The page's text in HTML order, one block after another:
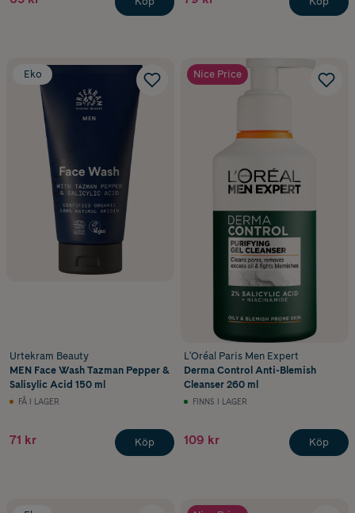
Eko
Urtekram Beauty
MEN Face Wash Tazman Pepper &
Salisylic Acid 150 ml
FÅ I LAGER
71 kr Köp
Nice Price
L'Oréal Paris Men Expert
Derma Control Anti-Blemish
Cleanser 260 ml
FINNS I LAGER
109 kr Köp